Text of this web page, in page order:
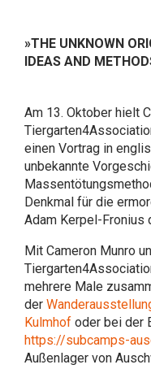
»THE UNKNOWN
IDEAS AND
Am 13. Oktober hielt
einen Vortrag in
unbekannte
Denkmal für die
Adam Kerpel-Fronius
Mit Cameron Munro
mehrere Male
der
Kulmhof oder bei der
https://subcamps-
Außenlager von